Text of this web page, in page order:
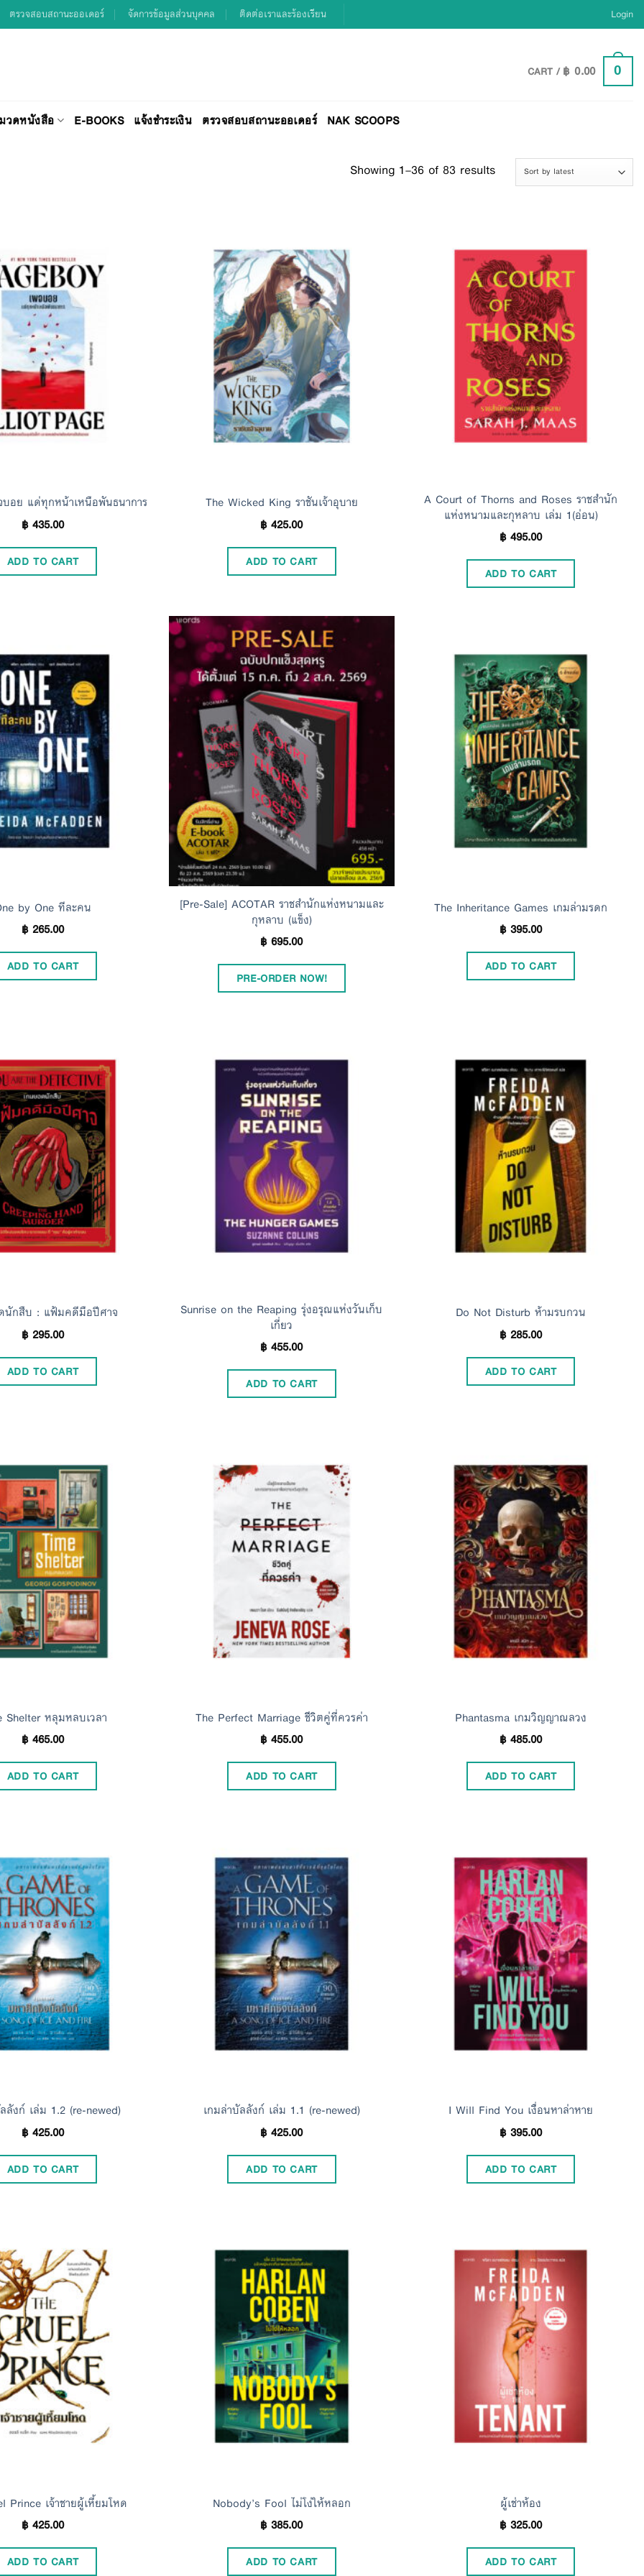
ตรวจสอบสถานะออเดอร์ จัดการข้อมูลส่วนบุคคล ติดต่อเราและร้องเรียน Login
CART /฿ 0.00 0
วดหนังสือ E-BOOKS แจ้งชำระเงิน ตรวจสอบสถานะออเดอร์ NAK SCOOPS
Showing 1–36 of 83 results
บอย แด่ทุกหน้าเหนือพันธนาการ
฿435.00
ADD TO CART
The Wicked King ราชันเจ้าอุบาย
฿425.00
ADD TO CART
A Court of Thorns and Roses ราชสำนัก
แห่งหนามและกุหลาบ เล่ม 1(อ่อน)
฿495.00
ADD TO CART
by One ทีละคน
฿265.00
ADD TO CART
Add to
[Pre-Sale] ACOTAR ราชสำนักแห่งหนามและ
กุหลาบ (แข็ง)
฿695.00
PRE-ORDER NOW!
The Inheritance Games เกมล่ามรดก
฿395.00
ADD TO CART
นักสืบ : แฟ้มคดีมือปีศาจ
฿295.00
ADD TO CART
Sunrise on the Reaping รุ่งอรุณแห่งวันเก็บ
เกี่ยว
฿455.00
ADD TO CART
Do Not Disturb ห้ามรบกวน
฿285.00
ADD TO CART
Shelter หลุมหลบเวลา
฿465.00
ADD TO CART
The Perfect Marriage ชีวิตคู่ที่ควรค่า
฿455.00
ADD TO CART
Phantasma เกมวิญญาณลวง
฿485.00
ADD TO CART
ลังก์ เล่ม 1.2 (re-newed)
฿425.00
ADD TO CART
เกมล่าบัลลังก์ เล่ม 1.1 (re-newed)
฿425.00
ADD TO CART
I Will Find You เงื่อนหาล่าหาย
฿395.00
ADD TO CART
Prince เจ้าชายผู้เหี้ยมโหด
฿425.00
ADD TO CART
Nobody’s Fool ไม่โง่ให้หลอก
฿385.00
ADD TO CART
ผู้เช่าห้อง
฿325.00
ADD TO CART